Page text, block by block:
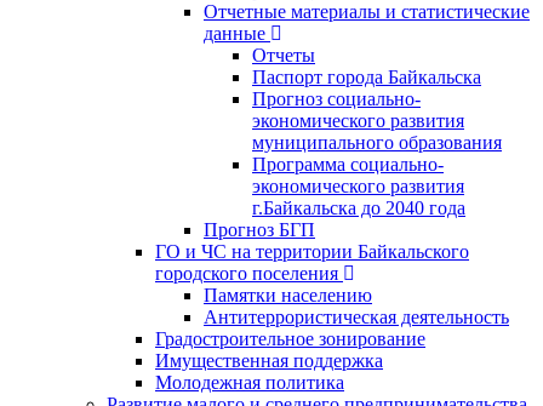
Отчетные материалы и статистические
данные
Отчеты
Паспорт города Байкальска
Прогноз социально-
экономического развития
муниципального образования
Программа социально-
экономического развития
г.Байкальска до 2040 года
Прогноз БГП
ГО и ЧС на территории Байкальского
городского поселения
Памятки населению
Антитеррористическая деятельность
Градостроительное зонирование
Имущественная поддержка
Молодежная политика